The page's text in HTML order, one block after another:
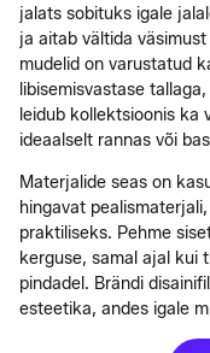
jalats sobituks igale
ja aitab vältida
mudelid on varustatud
libisemisvastase
leidub kollektsioonis ka
ideaalselt rannas või
Materjalide seas on
hingavat
praktiliseks. Pehme
kerguse, samal ajal kui
pindadel. Brändi
esteetika, andes igale